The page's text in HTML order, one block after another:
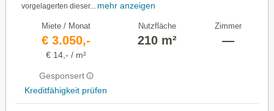
vorgelagerten dieser... mehr anzeigen
Miete / Monat
€ 3.050,-
€ 14,- / m²
Gesponsert
Kreditfähigkeit prüfen
Nutzfläche
210 m²
Zimmer
—